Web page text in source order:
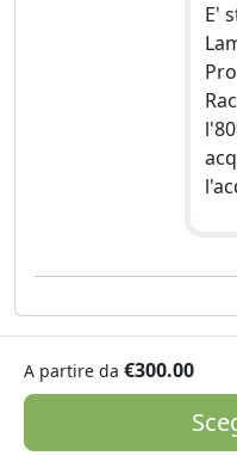
E'
A partire da €300.00